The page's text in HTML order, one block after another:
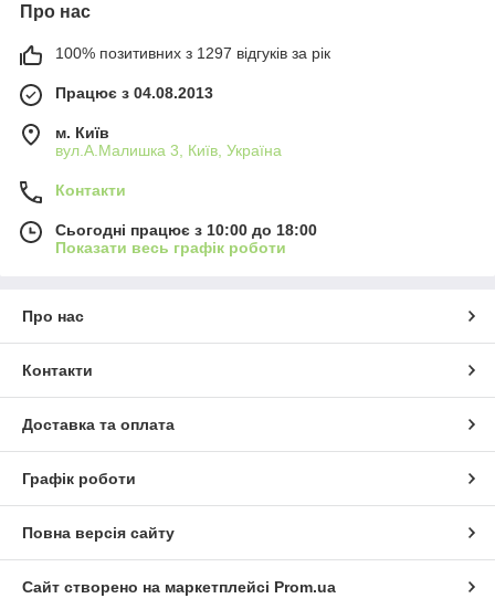
Про нас
100% позитивних з 1297 відгуків за рік
Працює з 04.08.2013
м. Київ
вул.А.Малишка 3, Київ, Україна
Контакти
Сьогодні працює з 10:00 до 18:00
Показати весь графік роботи
Про нас
Контакти
Доставка та оплата
Графік роботи
Повна версія сайту
Сайт створено на маркетплейсі Prom.ua